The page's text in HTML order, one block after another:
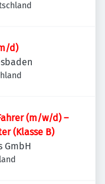
d)
(m/w/d) –
(Klasse B)
GmbH